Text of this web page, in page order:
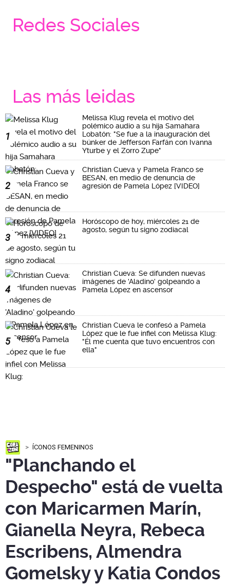
Redes Sociales
Las más leidas
1
Melissa Klug revela el motivo del
polémico audio a su hija Samahara
Lobatón: "Se fue a la inauguración del
búnker de Jefferson Farfán con Ivanna
Yturbe y el Zorro Zupe"
2
Christian Cueva y Pamela Franco se
BESAN, en medio de denuncia de
agresión de Pamela López [VIDEO]
3
Horóscopo de hoy, miércoles 21 de
agosto, según tu signo zodiacal
4
Christian Cueva: Se difunden nuevas
imágenes de 'Aladino' golpeando a
Pamela López en ascensor
5
Christian Cueva le confesó a Pamela
López que le fue infiel con Melissa Klug:
"Él me cuenta que tuvo encuentros con
ella"
ÍCONOS FEMENINOS
"Planchando el
Despecho" está de vuelta
con Maricarmen Marín,
Gianella Neyra, Rebeca
Escribens, Almendra
Gomelsky y Katia Condos